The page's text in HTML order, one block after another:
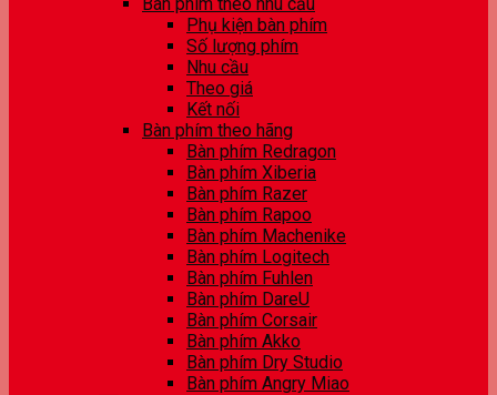
Phụ kiện bàn phím
Số lượng phím
Nhu cầu
Theo giá
Kết nối
Bàn phím theo hãng
Bàn phím Redragon
Bàn phím Xiberia
Bàn phím Razer
Bàn phím Rapoo
Bàn phím Machenike
Bàn phím Logitech
Bàn phím Fuhlen
Bàn phím DareU
Bàn phím Corsair
Bàn phím Akko
Bàn phím Dry Studio
Bàn phím Angry Miao